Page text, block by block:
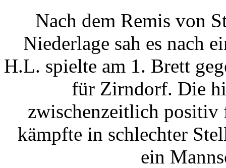
Nach dem Remis von
Niederlage sah es nach
H.L. spielte am 1. Brett
für Zirndorf. Die
zwischenzeitlich positiv
kämpfte in schlechter
ein